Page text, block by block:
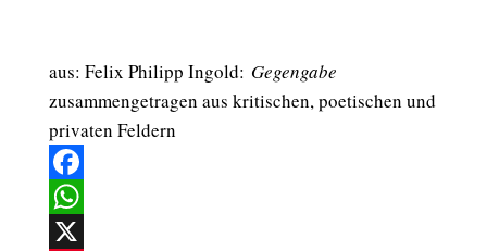
aus: Felix Philipp Ingold: Gegengabe
zusammengetragen aus kritischen, poetischen und
privaten Feldern
Facebook
WhatsApp